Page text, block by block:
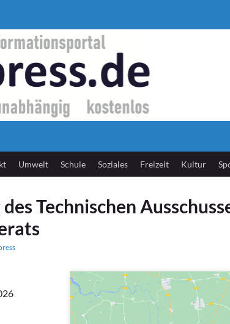
Umwelt Schule Soziales Freizeit Kultur
Technischen